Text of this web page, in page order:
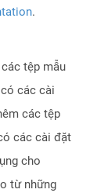
.
tệp mẫu
các cài
các tệp
các cài đặt
cho
từ những